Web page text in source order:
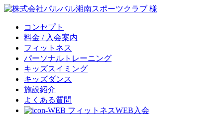
コンセプト
料金 / 入会案内
フィットネス
パーソナルトレーニング
キッズスイミング
キッズダンス
施設紹介
よくある質問
フィットネスWEB入会